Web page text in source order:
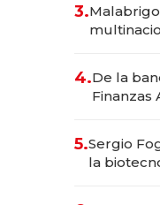
3.Malabrigo
4.De la
Finanzas
5.Sergio
la